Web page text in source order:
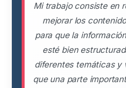
Mi trabajo consiste en
mejorar los
para que la
esté bien
diferentes temáticas y
que una parte